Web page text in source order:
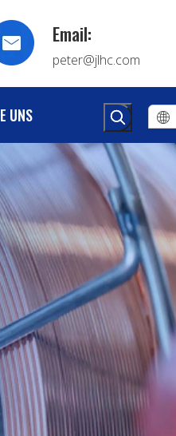
Email:
peter@jlhc.com
UNS